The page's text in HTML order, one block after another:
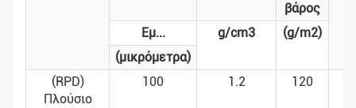
βάρος
Εμ... g/cm3
(g/m2)
(μικρόμετρα)
(RPD)
Πλούσιο
100 1.2 120